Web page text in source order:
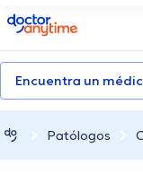
doctoranytime
Encuentra un
Patólogos